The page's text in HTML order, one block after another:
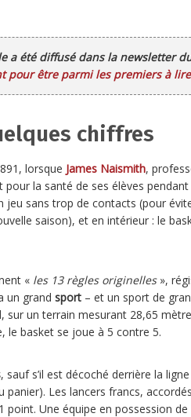
a été diffusé dans la newsletter
pour être parmi les premiers à
chiffres
lorsque James Naismith,
pour la santé de ses élèves pendant
jeu sans trop de contacts (pour
saison), et en intérieur : le
« les 13 règles originelles»,
un grand sport – et un sport de
sur un terrain mesurant 28,65
le basket se joue à 5 contre 5.
, sauf s’il est décoché derrière la
Les lancers francs,
point. Une équipe en possession de